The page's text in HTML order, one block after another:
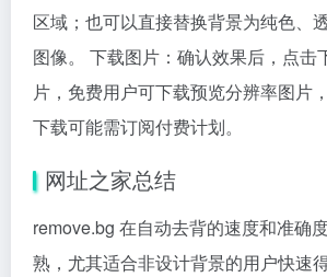
区域；也可以直接替换背景为纯色、
图像。 下载图片：确认效果后，点击
片，免费用户可下载预览分辨率图片
下载可能需订阅付费计划。
网址之家总结
remove.bg 在自动去背的速度和准确
熟，尤其适合非设计背景的用户快速